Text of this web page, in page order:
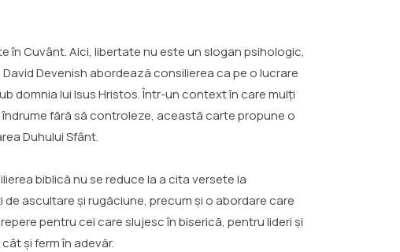
Cuvânt. Aici, libertate nu este un slogan psihologic,
Devenish abordează consilierea ca pe o lucrare
domnia lui Isus Hristos. Într-un context în care mulți
fără să controleze, această carte propune o
Duhului Sfânt.
biblică nu se reduce la a cita versete la
ascultare și rugăciune, precum și o abordare care
pentru cei care slujesc în biserică, pentru lideri și
și ferm în adevăr.